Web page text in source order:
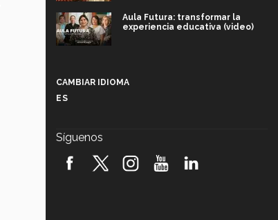
Aula Futura: transformar la
experiencia educativa (video)
robótica FIRST 2026! (video)
CAMBIAR IDIOMA
ES
Síguenos